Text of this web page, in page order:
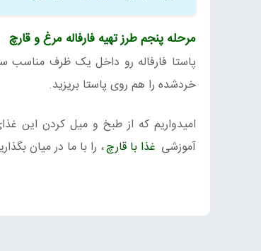
مرحله پنجم طرز تهیه فارفاله مرغ و قارچ
پاستا فارفاله رو داخل یک ظرف مناسب
خردشده را هم روی پاستا بریزید.
امیدواریم که از طبخ و میل کردن این
آموزشی غذا با قارچ، را با ما در میان